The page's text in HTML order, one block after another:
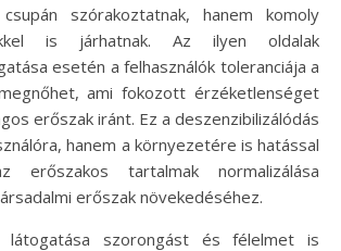
szórakoztatnak, hanem komoly
is járhatnak. Az ilyen oldalak
esetén a felhasználók toleranciája a
ami fokozott érzéketlenséget
erőszak iránt. Ez a deszenzibilizálódás
hanem a környezetére is hatással
erőszakos tartalmak normalizálása
erőszak növekedéséhez.
látogatása szorongást és félelmet is